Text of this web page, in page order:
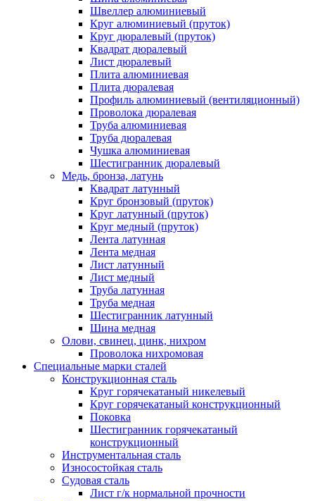
Швеллер алюминиевый
Круг алюминиевый (пруток)
Круг дюралевый (пруток)
Квадрат дюралевый
Лист дюралевый
Плита алюминиевая
Плита дюралевая
Профиль алюминиевый (вентиляционный)
Проволока дюралевая
Труба алюминиевая
Труба дюралевая
Чушка алюминиевая
Шестигранник дюралевый
Медь, бронза, латунь
Квадрат латунный
Круг бронзовый (пруток)
Круг латунный (пруток)
Круг медный (пруток)
Лента латунная
Лента медная
Лист латунный
Лист медный
Труба латунная
Труба медная
Шестигранник латунный
Шина медная
Олови, свинец, цинк, нихром
Проволока нихромовая
Специальные марки сталей
Конструкционная сталь
Круг горячекатаный никелевый
Круг горячекатаный конструкционный
Поковка
Шестигранник горячекатаный
конструкционный
Инструментальная сталь
Износостойкая сталь
Судовая сталь
Лист г/к нормальной прочности